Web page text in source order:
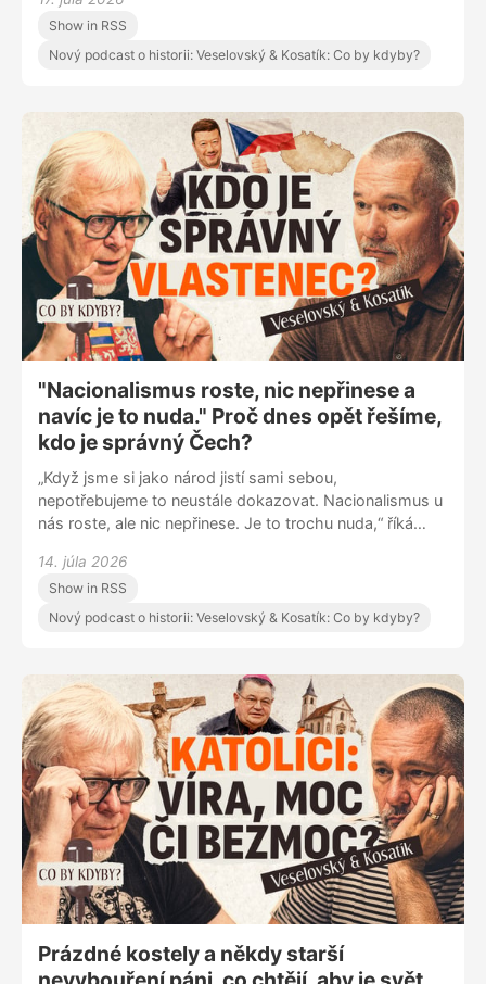
nehýbou fakta, ale emoce. Co by dnes řekl na Strážnici i
na českou společnost?
Show in RSS
Nový podcast o historii: Veselovský & Kosatík: Co by kdyby?
"Nacionalismus roste, nic nepřinese a
navíc je to nuda." Proč dnes opět řešíme,
kdo je správný Čech?
„Když jsme si jako národ jistí sami sebou,
nepotřebujeme to neustále dokazovat. Nacionalismus u
nás roste, ale nic nepřinese. Je to trochu nuda,“ říká
Martinem Veselovským. V podcastu také rozebírají,
proč dnes znovu sílí nacionalismus, co skutečně
znamená vlastenectví a jestli se Češi stále vyrovnávají
14. júla 2026
Show in RSS
Nový podcast o historii: Veselovský & Kosatík: Co by kdyby?
Prázdné kostely a někdy starší